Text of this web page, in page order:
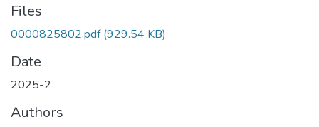
Files
0000825802.pdf (929.54 KB)
Date
2025-2
Authors